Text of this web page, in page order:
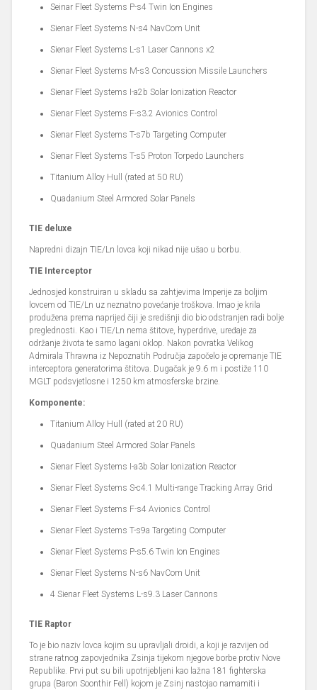
Seinar Fleet Systems P-s4 Twin Ion Engines
Sienar Fleet Systems N-s4 NavCom Unit
Sienar Fleet Systems L-s1 Laser Cannons x2
Sienar Fleet Systems M-s3 Concussion Missile Launchers
Sienar Fleet Systems I-a2b Solar Ionization Reactor
Sienar Fleet Systems F-s3.2 Avionics Control
Sienar Fleet Systems T-s7b Targeting Computer
Sienar Fleet Systems T-s5 Proton Torpedo Launchers
Titanium Alloy Hull (rated at 50 RU)
Quadanium Steel Armored Solar Panels
TIE deluxe
Napredni dizajn TIE/Ln lovca koji nikad nije ušao u borbu.
TIE Interceptor
Jednosjed konstruiran u skladu sa zahtjevima Imperije za boljim
lovcem od TIE/Ln uz neznatno povećanje troškova. Imao je krila
produžena prema naprijed čiji je središnji dio bio odstranjen radi bolje
preglednosti. Kao i TIE/Ln nema štitove, hyperdrive, uređaje za
održanje života te samo lagani oklop. Nakon povratka Velikog
Admirala Thrawna iz Nepoznatih Područja započelo je opremanje TIE
interceptora generatorima štitova. Dugačak je 9.6 m i postiže 110
MGLT podsvjetlosne i 1250 km atmosferske brzine.
Komponente:
Titanium Alloy Hull (rated at 20 RU)
Quadanium Steel Armored Solar Panels
Sienar Fleet Systems I-a3b Solar Ionization Reactor
Sienar Fleet Systems S-c4.1 Multi-range Tracking Array Grid
Sienar Fleet Systems F-s4 Avionics Control
Sienar Fleet Systems T-s9a Targeting Computer
Sienar Fleet Systems P-s5.6 Twin Ion Engines
Sienar Fleet Systems N-s6 NavCom Unit
4 Sienar Fleet Systems L-s9.3 Laser Cannons
TIE Raptor
To je bio naziv lovca kojim su upravljali droidi, a koji je razvijen od
strane ratnog zapovjednika Zsinja tijekom njegove borbe protiv Nove
Republike. Prvi put su bili upotrijebljeni kao lažna 181 fighterska
grupa (Baron Soonthir Fell) kojom je Zsinj nastojao namamiti i